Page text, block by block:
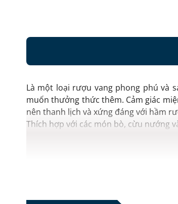
Là một loại rượu vang phong phú và
muốn thưởng thức thêm. Cảm giác
nên thanh lịch và xứng đáng với hầm
Thích hợp với các món bò, cừu nướng